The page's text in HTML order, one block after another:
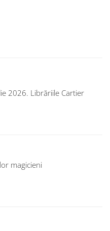
2026. Librăriile Cartier
magicieni